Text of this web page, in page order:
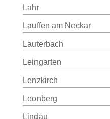
Lahr
Lauffen am Neckar
Lauterbach
Leingarten
Lenzkirch
Leonberg
Lindau